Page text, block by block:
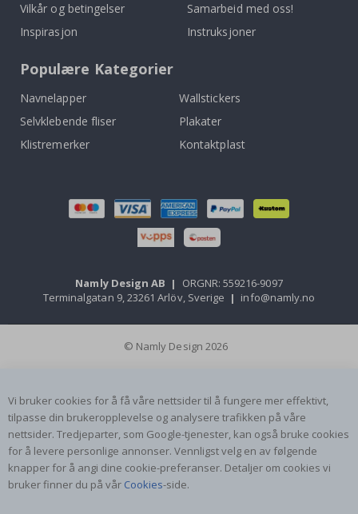
Vilkår og betingelser
Inspirasjon
Samarbeid med oss!
Instruksjoner
Populære Kategorier
Navnelapper
Wallstickers
Selvklebende fliser
Plakater
Klistremerker
Kontaktplast
Namly Design AB |
ORGNR: 559216-9097
Terminalgatan 9, 23261 Arlöv, Sverige | info@namly.no
© Namly Design 2026
Vi bruker cookies for å få våre nettsider til å fungere mer effektivt,
tilpasse din brukeropplevelse og analysere trafikken på våre
nettsider. Tredjeparter, som Google-tjenester, kan også bruke cookies
for å levere personlige annonser. Vennligst velg en av følgende
knapper for å angi dine cookie-preferanser. Detaljer om cookies vi
bruker finner du på vår Cookies-side.